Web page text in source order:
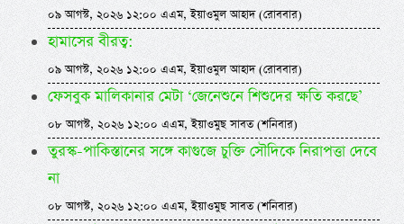
০৯ আগস্ট, ২০২৬ ১২:০০ এএম, ইয়াওমুল আহাদ (রোববার)
হামাসের বীরত্ব:
০৯ আগস্ট, ২০২৬ ১২:০০ এএম, ইয়াওমুল আহাদ (রোববার)
ফেসবুক মালিকানার মেটা ‘জেনেশুনে শিশুদের ক্ষতি করছে’
০৮ আগস্ট, ২০২৬ ১২:০০ এএম, ইয়াওমুছ সাবত (শনিবার)
তুরস্ক-পাকিস্তানের সঙ্গে কাগুজে চুক্তি সৌদিকে নিরাপত্তা দেবে
না
০৮ আগস্ট, ২০২৬ ১২:০০ এএম, ইয়াওমুছ সাবত (শনিবার)